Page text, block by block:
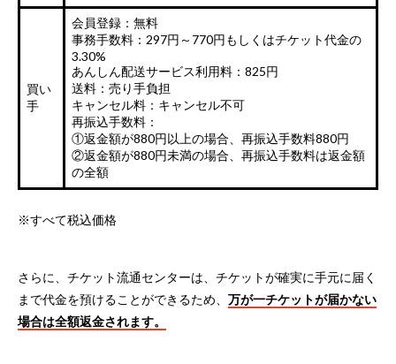
買い
手
会員登録：無料
事務手数料：297円～770円もしくはチケット代金の
3.30%
あんしん配送サービス利用料：825円
送料：売り手負担
キャンセル料：キャンセル不可
再振込手数料：
①返金額が880円以上の場合、再振込手数料880円
②返金額が880円未満の場合、再振込手数料は返金額
の全額
※すべて税込価格
さらに、チケット流通センターは、チケットが確実に手元に届く
まで代金を預けることができるため、 万が一チケットが届かない
場合は全額返金されます。